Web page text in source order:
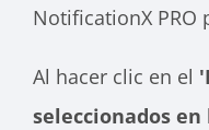
NotificationX PRO
Al hacer clic en el
seleccionados en